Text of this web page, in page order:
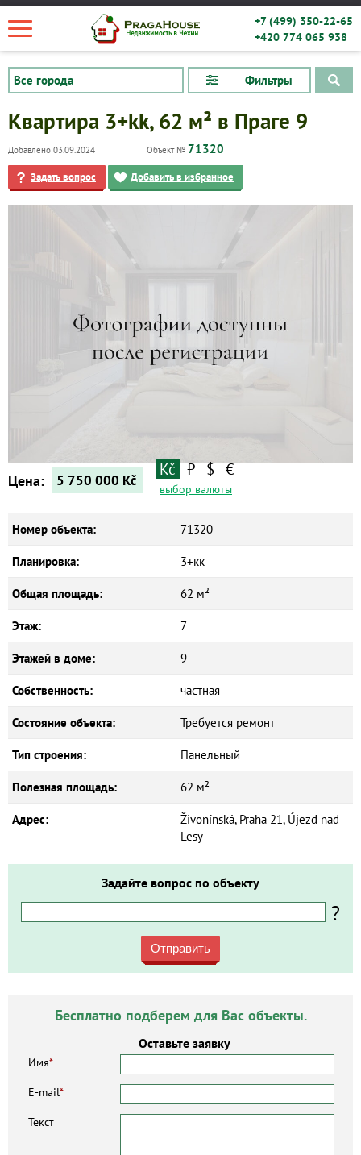
+7 (499) 350-22-65
+420 774 065 938
Фильтры
Квартиры
Дома
Квартира 3+kk, 62 м² в Праге 9
Добавлено 03.09.2024 Объект № 71320
Задать вопрос Добавить в избранное
Цена: 5 750 000 Kč
Kč ₽ $ €
выбор валюты
Номер объекта: 71320
Планировка: 3+кк
Общая площадь: 62 м²
Этаж: 7
Этажей в доме: 9
Собственность: частная
Состояние объекта: Требуется ремонт
Тип строения: Панельный
Полезная площадь: 62 м²
Адрес:
Živonínská, Praha 21, Újezd nad
Lesy
Задайте вопрос по объекту
?
Отправить
Бесплатно подберем для Вас объекты.
Оставьте заявку
Имя*
E-mail*
Текст